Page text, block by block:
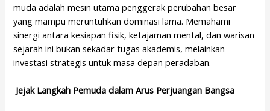
muda adalah mesin utama penggerak perubahan besar
yang mampu meruntuhkan dominasi lama. Memahami
sinergi antara kesiapan fisik, ketajaman mental, dan warisan
sejarah ini bukan sekadar tugas akademis, melainkan
investasi strategis untuk masa depan peradaban.
Jejak Langkah Pemuda dalam Arus Perjuangan Bangsa